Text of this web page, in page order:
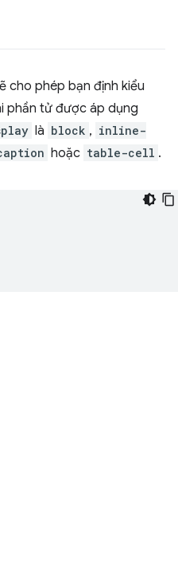
cho phép bạn định kiểu
phần tử được áp dụng
là block , inline-
hoặc table-cell .